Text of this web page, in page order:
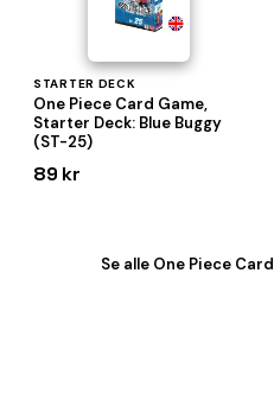
STARTER DECK
One Piece Card Game,
Starter Deck: Blue Buggy
(ST-25)
89 kr
Se alle One Piece